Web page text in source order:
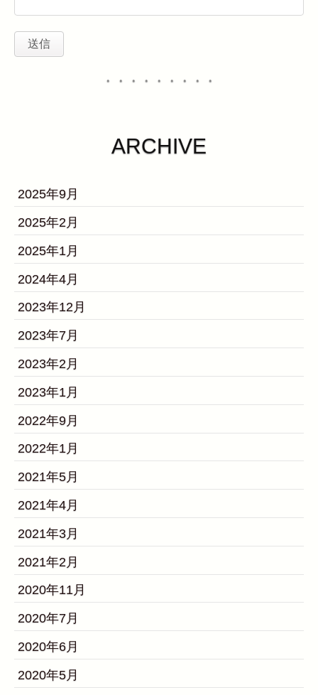
・・・・・・・・・
ARCHIVE
2025年9月
2025年2月
2025年1月
2024年4月
2023年12月
2023年7月
2023年2月
2023年1月
2022年9月
2022年1月
2021年5月
2021年4月
2021年3月
2021年2月
2020年11月
2020年7月
2020年6月
2020年5月